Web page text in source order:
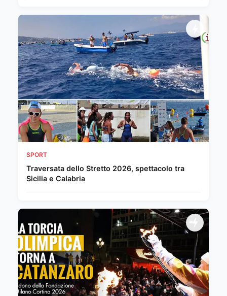
SPORT
Traversata dello Stretto 2026, spettacolo tra
Sicilia e Calabria